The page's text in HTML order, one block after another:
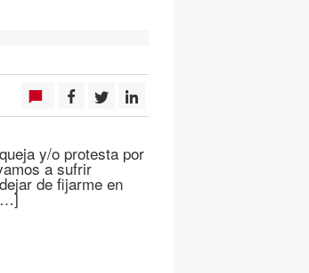
y/o protesta por
a sufrir
de fijarme en